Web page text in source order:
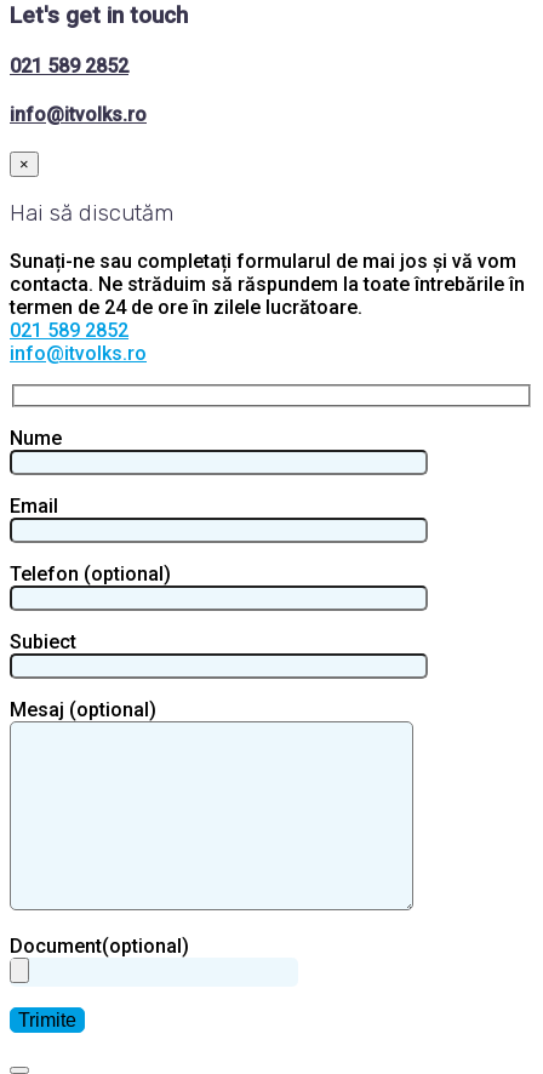
Let's get in touch
021 589 2852
info@itvolks.ro
×
Hai să discutăm
Sunați-ne sau completați formularul de mai jos și vă vom
contacta. Ne străduim să răspundem la toate întrebările în
termen de 24 de ore în zilele lucrătoare.
021 589 2852
info@itvolks.ro
Nume
Email
Telefon (optional)
Subiect
Mesaj (optional)
Document(optional)